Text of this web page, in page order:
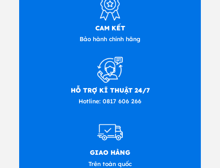
CAM KẾT
Bảo hành chính hãng
HỖ TRỢ KĨ THUẬT 24/7
Hotline: 0817 606 266
GIAO HÀNG
Trên toàn quốc